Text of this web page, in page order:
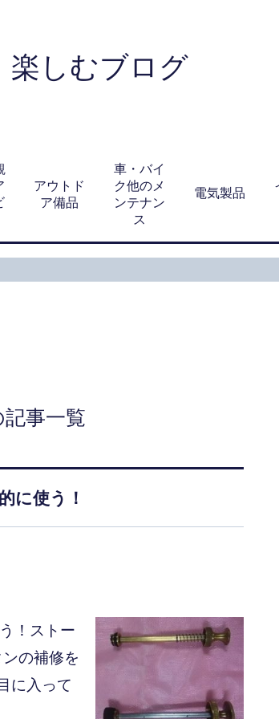
楽しむブログ
アウトド
ア備品
車・バイ
ク他のメ
ンテナン
ス
電気製品
事一覧
に使う！
！ストー
の補修を
に入って